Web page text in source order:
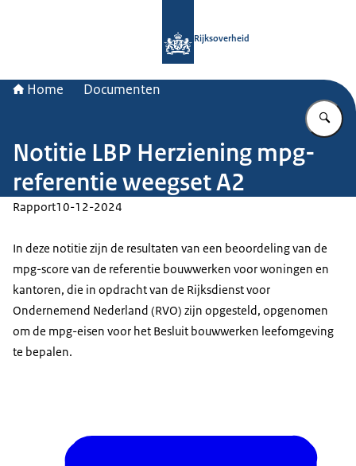
Rijksoverheid
Home Documenten
Notitie LBP Herziening mpg-
referentie weegset A2
Rapport10-12-2024
In deze notitie zijn de resultaten van een beoordeling van de
mpg-score van de referentie bouwwerken voor woningen en
kantoren, die in opdracht van de Rijksdienst voor
Ondernemend Nederland (RVO) zijn opgesteld, opgenomen
om de mpg-eisen voor het Besluit bouwwerken leefomgeving
te bepalen.